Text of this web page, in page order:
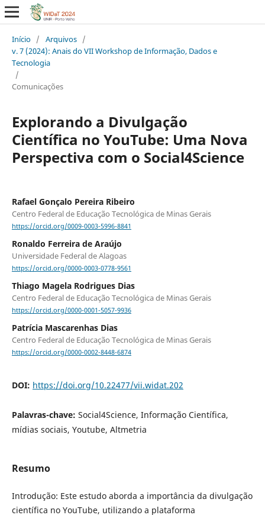
Início / Arquivos /
v. 7 (2024): Anais do VII Workshop de Informação, Dados e
Tecnologia
/
Comunicações
Explorando a Divulgação
Científica no YouTube: Uma Nova
Perspectiva com o Social4Science
Rafael Gonçalo Pereira Ribeiro
Centro Federal de Educação Tecnológica de Minas Gerais
https://orcid.org/0009-0003-5996-8841
Ronaldo Ferreira de Araújo
Universidade Federal de Alagoas
https://orcid.org/0000-0003-0778-9561
Thiago Magela Rodrigues Dias
Centro Federal de Educação Tecnológica de Minas Gerais
https://orcid.org/0000-0001-5057-9936
Patrícia Mascarenhas Dias
Centro Federal de Educação Tecnológica de Minas Gerais
https://orcid.org/0000-0002-8448-6874
DOI: https://doi.org/10.22477/vii.widat.202
Palavras-chave: Social4Science, Informação Científica,
mídias sociais, Youtube, Altmetria
Resumo
Introdução: Este estudo aborda a importância da divulgação
científica no YouTube, utilizando a plataforma